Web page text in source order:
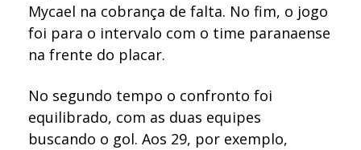
Mycael na cobrança de falta. No fim, o jogo
foi para o intervalo com o time paranaense
na frente do placar.
No segundo tempo o confronto foi
equilibrado, com as duas equipes
buscando o gol. Aos 29, por exemplo,